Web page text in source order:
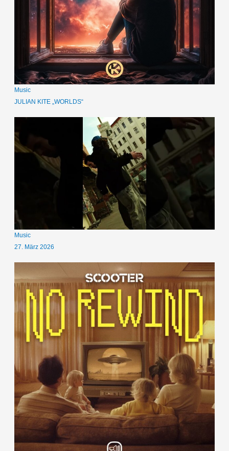
Music
JULIAN KITE „WORLDS“
Music
27. März 2026